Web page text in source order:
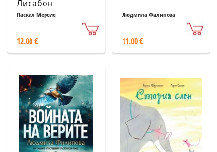
Лисабон
Паскал Мерсие
12.00 €
Людмила Филипова
11.00 €